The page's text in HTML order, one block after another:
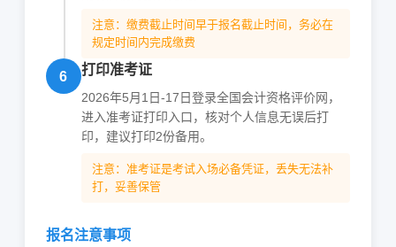
注意：缴费截止时间早于报名截止时间，务必在
规定时间内完成缴费
6 打印准考证
2026年5月1日-17日登录全国会计资格评价网，
进入准考证打印入口，核对个人信息无误后打
印，建议打印2份备用。
注意：准考证是考试入场必备凭证，丢失无法补
打，妥善保管
报名注意事项